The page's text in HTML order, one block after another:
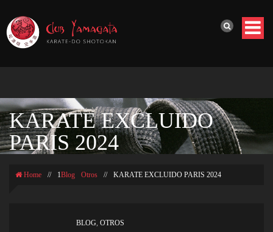
KARATE EXCLUIDO
PARIS 2024
Home // 1Blog Otros // KARATE EXCLUIDO PARIS 2024
BLOG, OTROS